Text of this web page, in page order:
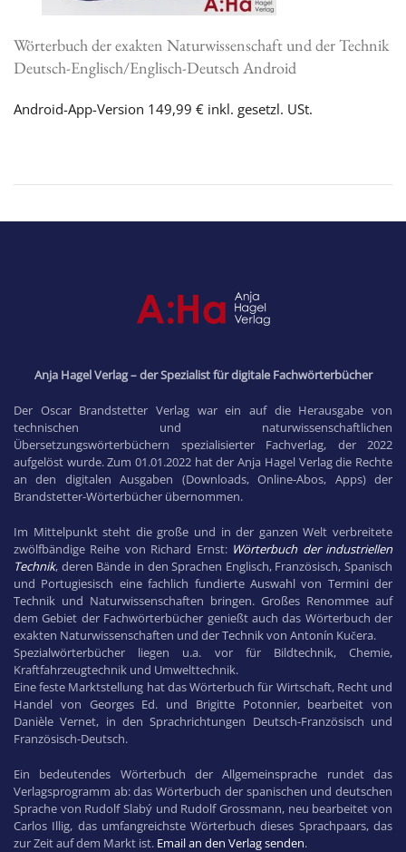
Wörterbuch der exakten Naturwissenschaft und der Technik
Deutsch-Englisch/Englisch-Deutsch Android
Android-App-Version 149,99 € inkl. gesetzl. USt.
Anja Hagel Verlag – der Spezialist für digitale Fachwörterbücher
Der Oscar Brandstetter Verlag war ein auf die Herausgabe von
technischen und naturwissenschaftlichen
Übersetzungswörterbüchern spezialisierter Fachverlag, der 2022
aufgelöst wurde. Zum 01.01.2022 hat der Anja Hagel Verlag die Rechte
an den digitalen Ausgaben (Downloads, Online-Abos, Apps) der
Brandstetter-Wörterbücher übernommen.
Im Mittelpunkt steht die große und in der ganzen Welt verbreitete
zwölfbändige Reihe von Richard Ernst: Wörterbuch der industriellen
Technik, deren Bände in den Sprachen Englisch, Französisch, Spanisch
und Portugiesisch eine fachlich fundierte Auswahl von Termini der
Technik und Naturwissenschaften bringen. Großes Renommee auf
dem Gebiet der Fachwörterbücher genießt auch das Wörterbuch der
exakten Naturwissenschaften und der Technik von Antonín Kučera.
Spezialwörterbücher liegen u.a. vor für Bildtechnik, Chemie,
Kraftfahrzeugtechnik und Umwelttechnik.
Eine feste Marktstellung hat das Wörterbuch für Wirtschaft, Recht und
Handel von Georges Ed. und Brigitte Potonnier, bearbeitet von
Danièle Vernet, in den Sprachrichtungen Deutsch-Französisch und
Französisch-Deutsch.
Ein bedeutendes Wörterbuch der Allgemeinsprache rundet das
Verlagsprogramm ab: das Wörterbuch der spanischen und deutschen
Sprache von Rudolf Slabý und Rudolf Grossmann, neu bearbeitet von
Carlos Illig, das umfangreichste Wörterbuch dieses Sprachpaars, das
zur Zeit auf dem Markt ist. Email an den Verlag senden.